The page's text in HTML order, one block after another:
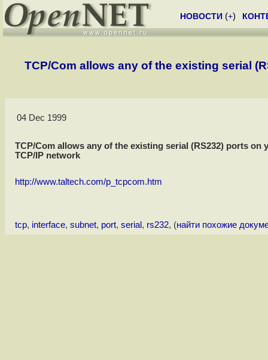
НОВОСТИ (+)
TCP/Com allows any of the existing serial
04 Dec 1999
TCP/Com allows any of the existing serial (RS232) ports on
TCP/IP network
http://www.taltech.com/p_tcpcom.htm
tcp, interface, subnet, port, serial, rs232, (найти похожие